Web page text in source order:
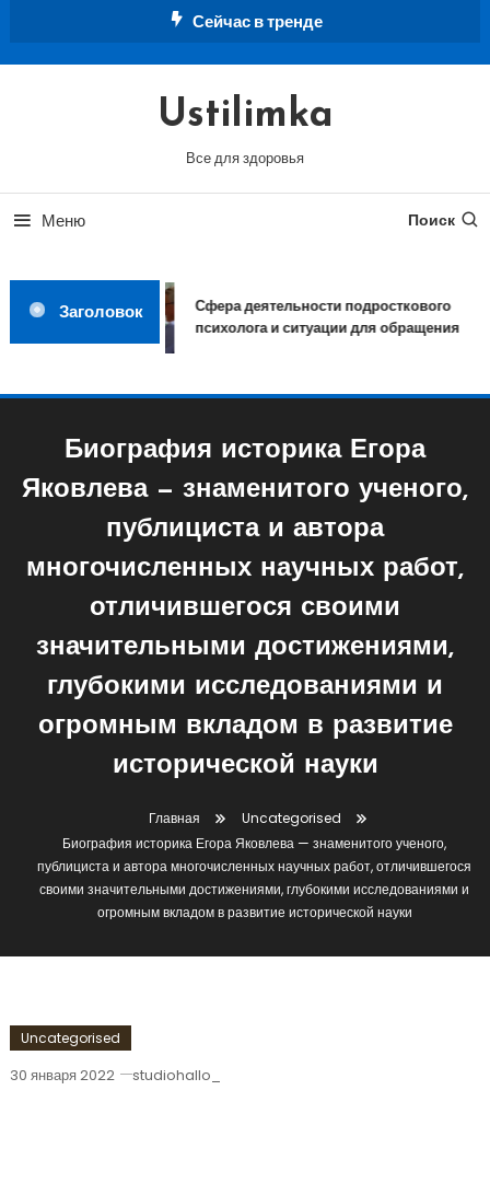
Сейчас в тренде
Ustilimka
Все для здоровья
Меню Поиск
Заголовок
Сфера деятельности подросткового
психолога и ситуации для обращения
Биография историка Егора
Яковлева — знаменитого ученого,
публициста и автора
многочисленных научных работ,
отличившегося своими
значительными достижениями,
глубокими исследованиями и
огромным вкладом в развитие
исторической науки
Главная
Uncategorised
Биография историка Егора Яковлева — знаменитого ученого,
публициста и автора многочисленных научных работ, отличившегося
своими значительными достижениями, глубокими исследованиями и
огромным вкладом в развитие исторической науки
Uncategorised
30 января 2022 studiohallo_